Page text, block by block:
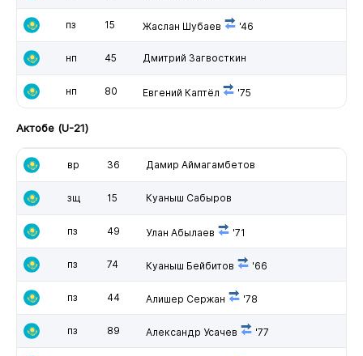
пз 15 Жаслан Шубаев '46
нп 45 Дмитрий Загвосткин
нп 80 Евгений Каптёл '75
Актобе (U-21)
вр 36 Дамир Аймагамбетов
зщ 15 Куаныш Сабыров
пз 49 Улан Абылаев '71
пз 74 Куаныш Бейбитов '66
пз 44 Алишер Сержан '78
пз 89 Александр Усачев '77